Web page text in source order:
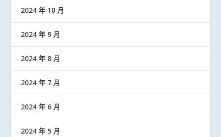
2024 年 10 月
2024 年 9 月
2024 年 8 月
2024 年 7 月
2024 年 6 月
2024 年 5 月